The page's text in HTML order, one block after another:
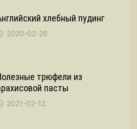
хлебный пудинг
2020-02-28
трюфели из
пасты
2021-02-12